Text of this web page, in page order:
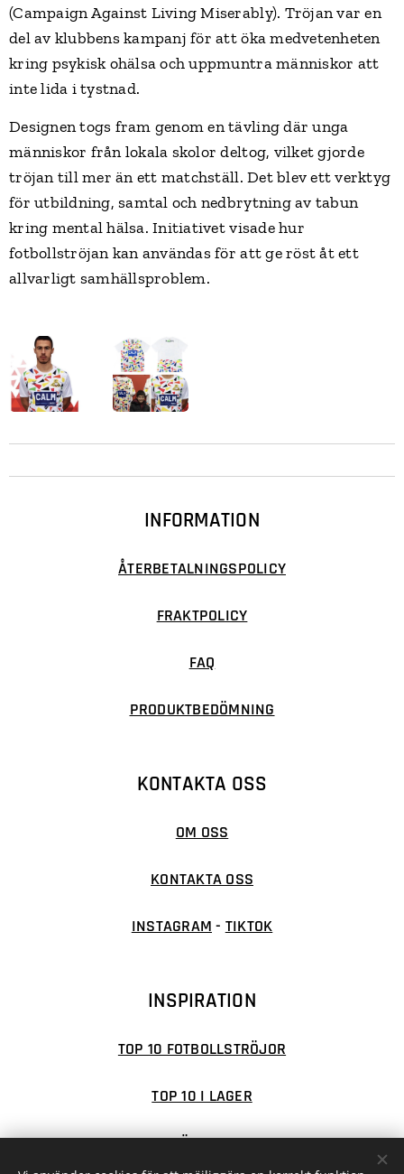
(Campaign Against Living Miserably). Tröjan var en
del av klubbens kampanj för att öka medvetenheten
kring psykisk ohälsa och uppmuntra människor att
inte lida i tystnad.
Designen togs fram genom en tävling där unga
människor från lokala skolor deltog, vilket gjorde
tröjan till mer än ett matchställ. Det blev ett verktyg
för utbildning, samtal och nedbrytning av tabun
kring mental hälsa. Initiativet visade hur
fotbollströjan kan användas för att ge röst åt ett
allvarligt samhällsproblem.
INFORMATION
ÅTERBETALNINGSPOLICY
FRAKTPOLICY
FAQ
PRODUKTBEDÖMNING
KONTAKTA OSS
OM OSS
KONTAKTA OSS
INSTAGRAM - TIKTOK
INSPIRATION
TOP 10 FOTBOLLSTRÖJOR
TOP 10 I LAGER
TOP 20 TRÖJOR - STORLAG